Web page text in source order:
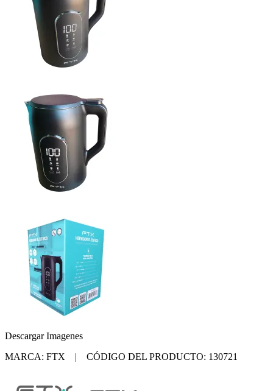
Descargar Imagenes
MARCA: FTX | CÓDIGO DEL PRODUCTO: 130721